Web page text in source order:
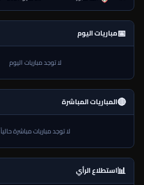
📅مباريات اليوم
لا توجد مباريات اليوم
🔴المباريات المباشرة
لا توجد مباريات مباشرة حالياً
📊استطلاع الرأي